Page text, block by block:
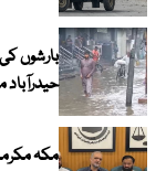
حیدرآباد میں 3
مکہ